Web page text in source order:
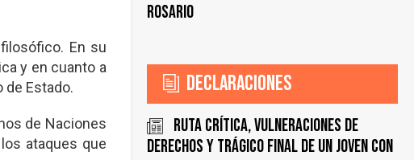
En su
y en cuanto a
de Estado.
de Naciones
ataques que
Rosario
Declaraciones
Ruta Crítica, Vulneraciones de
Derechos y Trágico Final de un Joven con